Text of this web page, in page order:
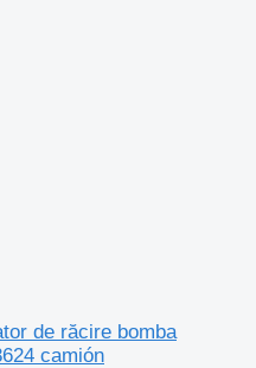
de răcire bomba
camión